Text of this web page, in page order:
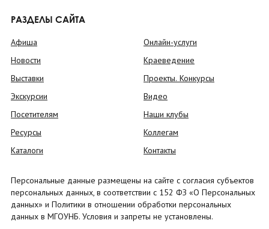
РАЗДЕЛЫ САЙТА
Афиша
Новости
Выставки
Экскурсии
Посетителям
Ресурсы
Каталоги
Онлайн-услуги
Краеведение
Проекты. Конкурсы
Видео
Наши клубы
Коллегам
Контакты
Персональные данные размещены на сайте с согласия субъектов
персональных данных, в соответствии с 152 ФЗ «О Персональных
данных» и Политики в отношении обработки персональных
данных в МГОУНБ. Условия и запреты не установлены.